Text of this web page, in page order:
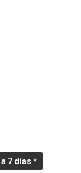
7 días *